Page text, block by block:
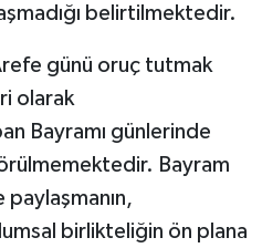
belirtilmektedir.
günü oruç tutmak
olarak
Bayramı günlerinde
Bayram
birlikteliğin ön plana